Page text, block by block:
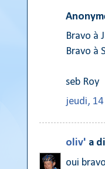
Bravo à
Bravo à
seb Roy
jeudi,
oliv' a
oui